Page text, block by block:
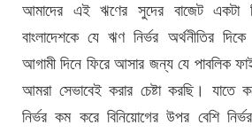
আমাদের এই ঋণের সুদের বাজেট একটা
বাংলাদেশকে যে ঋণ নির্ভর অর্থনীতির
আগামী দিনে ফিরে আসার জন্য যে পাবলিক
আমরা সেভাবেই করার চেষ্টা করছি। যাতে
নির্ভর কম করে বিনিয়োগের উপর বেশি